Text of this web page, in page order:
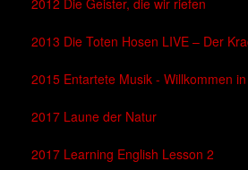
2013 Die Toten Hosen LIVE – Der
2015 Entartete Musik - Willkommen
2017 Laune der Natur
2017 Learning English Lesson 2